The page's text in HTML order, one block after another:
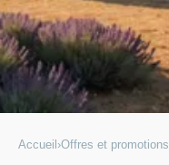
Accueil ›Offres et promotions